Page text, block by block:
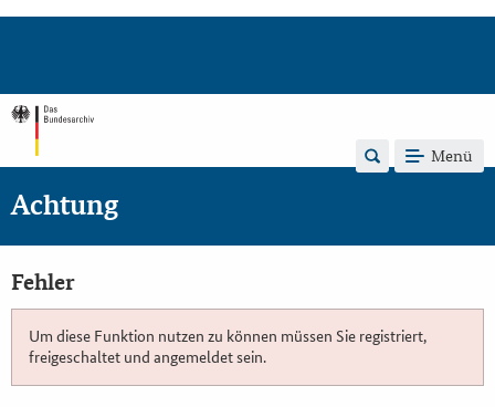
Menü
Achtung
Fehler
Um diese Funktion nutzen zu können müssen Sie registriert,
freigeschaltet und angemeldet sein.